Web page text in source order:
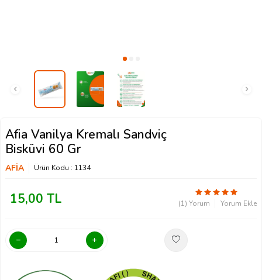
Afia Vanilya Kremalı Sandviç
Bisküvi 60 Gr
AFİA Ürün Kodu : 1134
15,00 TL (1) Yorum Yorum Ekle